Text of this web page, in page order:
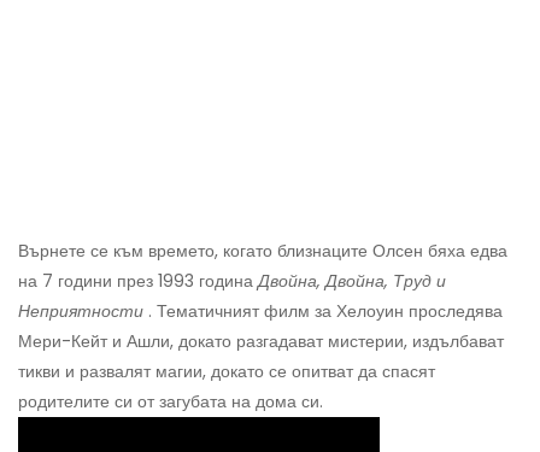
Върнете се към времето, когато близнаците Олсен бяха едва
на 7 години през 1993 годинаДвойна, Двойна, Труд и
Неприятности . Тематичният филм за Хелоуин проследява
Мери-Кейт и Ашли, докато разгадават мистерии, издълбават
тикви и развалят магии, докато се опитват да спасят
родителите си от загубата на дома си.